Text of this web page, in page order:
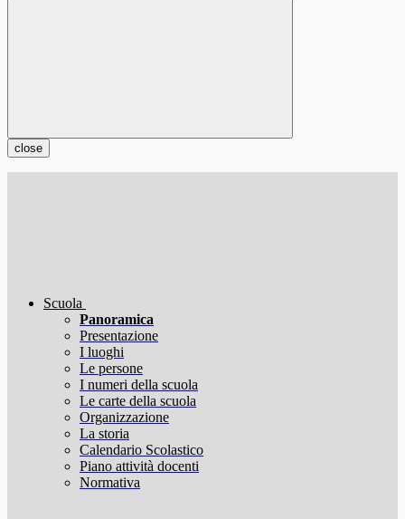
close
Scuola
Panoramica
Presentazione
I luoghi
Le persone
I numeri della scuola
Le carte della scuola
Organizzazione
La storia
Calendario Scolastico
Piano attività docenti
Normativa